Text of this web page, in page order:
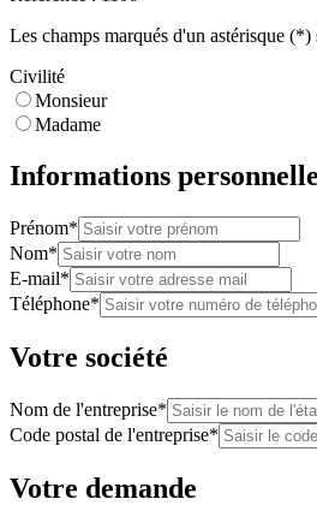
Les champs marqués d'un astérisque
Civilité
Monsieur
Madame
Informations
Prénom*
Nom*
E-mail*
Téléphone*
Votre société
Nom de l'entreprise*
Code postal de l'entreprise*
Votre demande